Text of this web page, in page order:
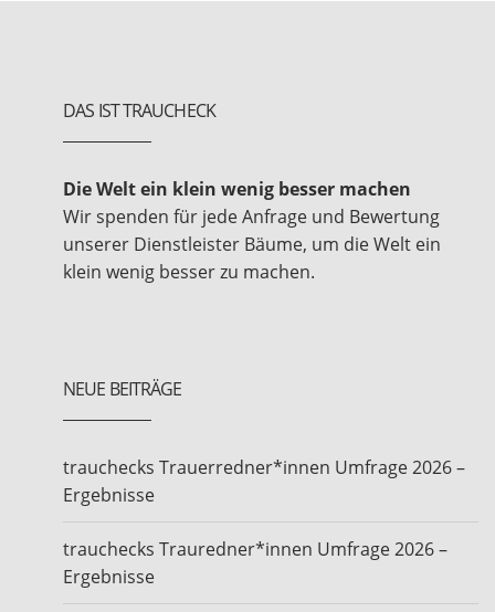
DAS IST TRAUCHECK
Die Welt ein klein wenig besser machen
Wir spenden für jede Anfrage und Bewertung
unserer Dienstleister Bäume, um die Welt ein
klein wenig besser zu machen.
NEUE BEITRÄGE
trauchecks Trauerredner*innen Umfrage 2026 –
Ergebnisse
trauchecks Trauredner*innen Umfrage 2026 –
Ergebnisse